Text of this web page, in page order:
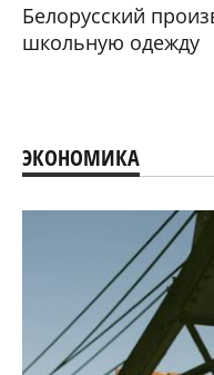
Белорусский
школьную одежду
ЭКОНОМИКА